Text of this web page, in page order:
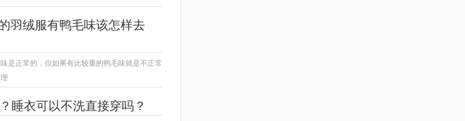
羽绒服有鸭毛味该怎样去
是正常的，但如果有比较重的鸭毛味就是不正常
睡衣可以不洗直接穿吗？